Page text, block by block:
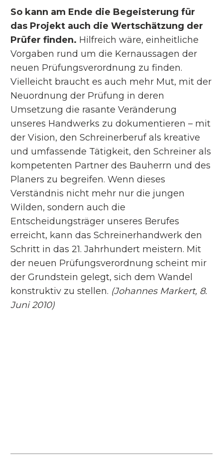
So kann am Ende die Begeisterung für
das Projekt auch die Wertschätzung der
Prüfer finden. Hilfreich wäre, einheitliche
Vorgaben rund um die Kernaussagen der
neuen Prüfungsverordnung zu finden.
Vielleicht braucht es auch mehr Mut, mit der
Neuordnung der Prüfung in deren
Umsetzung die rasante Veränderung
unseres Handwerks zu dokumentieren – mit
der Vision, den Schreinerberuf als kreative
und umfassende Tätigkeit, den Schreiner als
kompetenten Partner des Bauherrn und des
Planers zu begreifen. Wenn dieses
Verständnis nicht mehr nur die jungen
Wilden, sondern auch die
Entscheidungsträger unseres Berufes
erreicht, kann das Schreinerhandwerk den
Schritt in das 21. Jahrhundert meistern. Mit
der neuen Prüfungsverordnung scheint mir
der Grundstein gelegt, sich dem Wandel
konstruktiv zu stellen. (Johannes Markert, 8.
Juni 2010)